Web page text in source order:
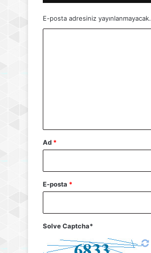
E-posta adresiniz yayınlanmayacak.
Ad *
E-posta *
Solve Captcha*